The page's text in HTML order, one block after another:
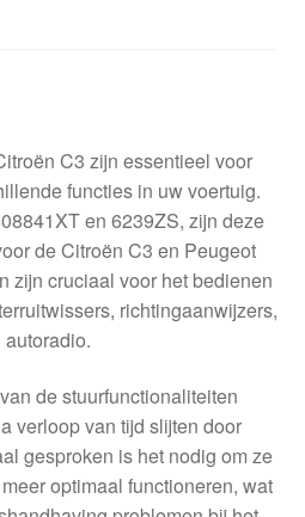
C3 zijn essentieel voor
functies in uw voertuig.
en 6239ZS, zijn deze
de Citroën C3 en Peugeot
zijn cruciaal voor het bedienen
richtingaanwijzers,
de stuurfunctionaliteiten
verloop van tijd slijten door
gesproken is het nodig om ze
optimaal functioneren, wat